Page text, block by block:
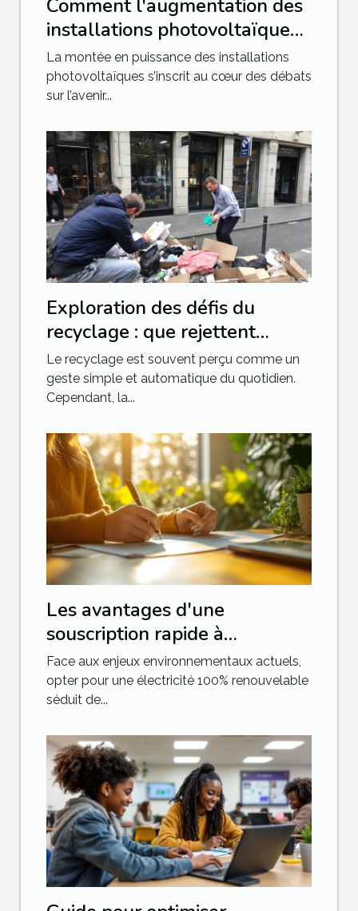
Comment l'augmentation des
installations photovoltaïques
impacte-t-elle les
importations de combustibles
fossiles ?
La montée en puissance des installations
photovoltaïques s’inscrit au cœur des débats
sur l’avenir...
Exploration des défis du
recyclage : que rejettent
vraiment les poubelles jaunes
?
Le recyclage est souvent perçu comme un
geste simple et automatique du quotidien.
Cependant, la...
Les avantages d'une
souscription rapide à
l'électricité 100% renouvable
Face aux enjeux environnementaux actuels,
opter pour une électricité 100% renouvelable
séduit de...